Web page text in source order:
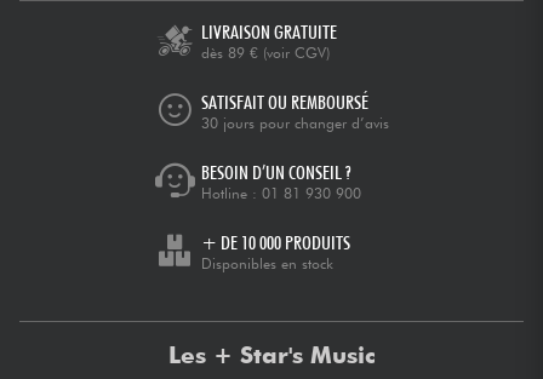
LIVRAISON GRATUITE
dès 89 € (voir CGV)
SATISFAIT OU REMBOURSÉ
30 jours pour changer d’avis
BESOIN D’UN CONSEIL ?
Hotline : 01 81 930 900
+ DE 10 000 PRODUITS
Disponibles en stock
Les + Star's Music